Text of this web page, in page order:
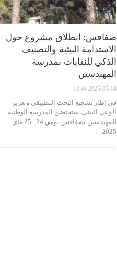
صفاقس: انطلاق مشروع حول
الاستدامة البيئية والتصنيف
الذكي للنفايات بمدرسة
المهندسين
2025-05-14 13:46
في إطار تشجيع البحث التطبيقي وتعزيز
الوعي البيئي، ستحتضن المدرسة الوطنية
للمهندسين بصفاقس يومي 24 - 25 ماي
2025…